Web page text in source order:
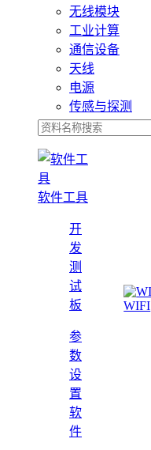
无线模块
工业计算
通信设备
天线
电源
传感与探测
软件工具
开
发
测
试
板
参
数
设
置
软
件
WIFI